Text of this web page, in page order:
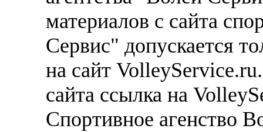
материалов с сайта
Сервис" допускается
на сайт
сайта ссылка на
Спортивное агенство